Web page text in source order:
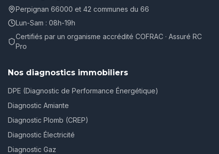
Perpignan 66000 et 42 communes du 66
Lun-Sam : 08h-19h
Certifiés par un organisme accrédité COFRAC · Assuré RC
Pro
Nos diagnostics immobiliers
DPE (Diagnostic de Performance Énergétique)
Diagnostic Amiante
Diagnostic Plomb (CREP)
Diagnostic Électricité
Diagnostic Gaz